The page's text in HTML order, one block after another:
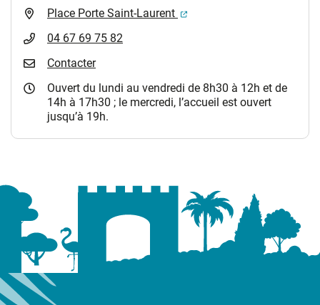
Place Porte Saint-Laurent
(ouverture dans un
04 67 69 75 82
Contacter
Ouvert du lundi au vendredi de 8h30 à 12h et de
14h à 17h30 ; le mercredi, l’accueil est ouvert
jusqu’à 19h.